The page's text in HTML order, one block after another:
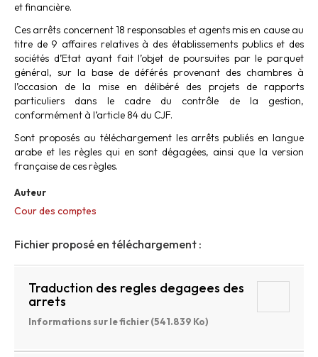
et financière.
Ces arrêts concernent 18 responsables et agents mis en cause au
titre de 9 affaires relatives à des établissements publics et des
sociétés d’Etat ayant fait l’objet de poursuites par le parquet
général, sur la base de déférés provenant des chambres à
l’occasion de la mise en délibéré des projets de rapports
particuliers dans le cadre du contrôle de la gestion,
conformément à l’article 84 du CJF.
Sont proposés au téléchargement les arrêts publiés en langue
arabe et les règles qui en sont dégagées, ainsi que la version
française de ces règles.
Auteur
Cour des comptes
Fichier proposé en téléchargement :
Traduction des regles degagees des
arrets
Informations sur le fichier (541.839 Ko)